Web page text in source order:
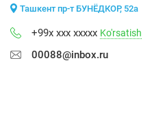
Ташкент пр-т БУНЁДКОР, 52а
+99x xxx xxxxx Ko'rsatish
00088@inbox.ru